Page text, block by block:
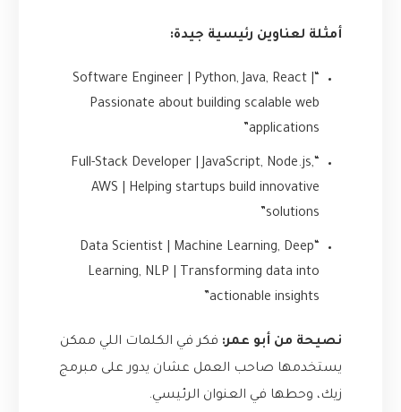
أمثلة لعناوين رئيسية جيدة:
“Software Engineer | Python, Java, React |
Passionate about building scalable web
applications”
“Full-Stack Developer | JavaScript, Node.js,
AWS | Helping startups build innovative
solutions”
“Data Scientist | Machine Learning, Deep
Learning, NLP | Transforming data into
actionable insights”
نصيحة من أبو عمر: فكر في الكلمات اللي ممكن
يستخدمها صاحب العمل عشان يدور على مبرمج
زيك، وحطها في العنوان الرئيسي.